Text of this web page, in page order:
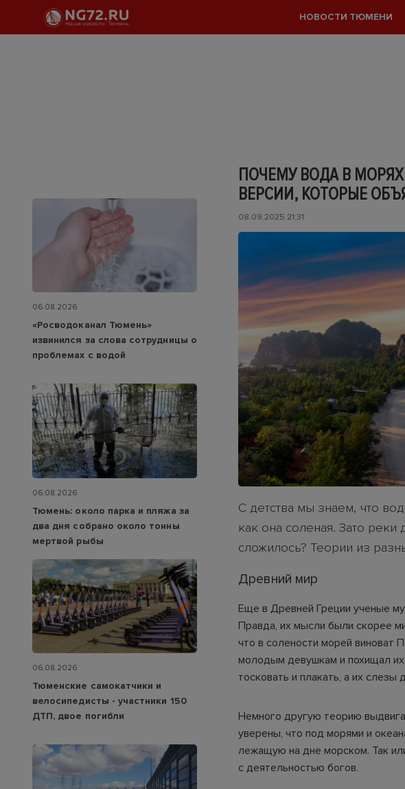
НОВОСТИ ТЮМЕНИ
ПОЧЕМУ ВОДА В
ВЕРСИИ, КОТОРЫЕ
08.09.2025 21:31
С детства мы знаем, что
как она соленая. Зато
сложилось? Теории из
Древний мир
Еще в Древней Греции ученые
Правда, их мысли были скорее
что в солености морей виноват
молодым девушкам и похищал их
тосковать и плакать, а их
Немного другую теорию
уверены, что под морями и
лежащую на дне морском. Так
с деятельностью богов.
06.08.2026
«Росводоканал Тюмень»
извинился за слова сотрудницы о
проблемах с водой
06.08.2026
Тюмень: около парка и пляжа за
два дня собрано около тонны
мертвой рыбы
06.08.2026
Тюменские самокатчики и
велосипедисты - участники 150
ДТП, двое погибли